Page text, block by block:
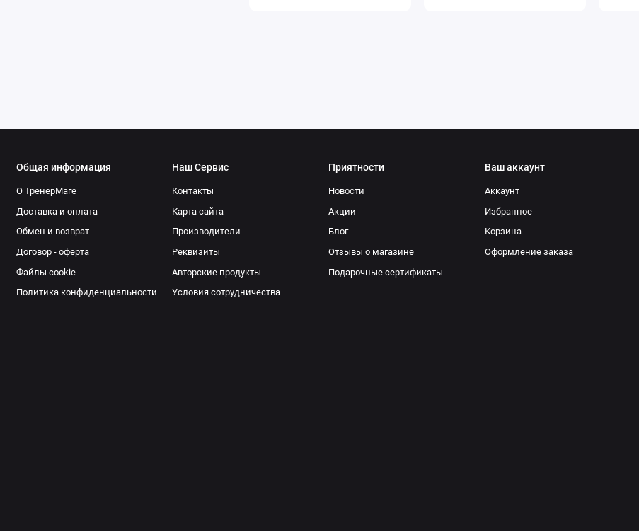
Общая информация
О ТренерМаге
Доставка и оплата
Обмен и возврат
Договор - оферта
Файлы cookie
Политика конфиденциальности
Наш Сервис
Контакты
Карта сайта
Производители
Реквизиты
Авторские продукты
Условия сотрудничества
Приятности
Новости
Акции
Блог
Отзывы о магазине
Подарочные сертификаты
Ваш аккаунт
Аккаунт
Избранное
Корзина
Оформление заказа